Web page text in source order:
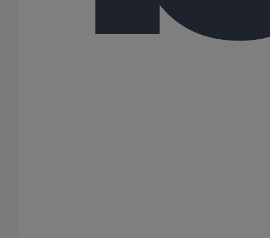
Pied de chute rond coudé - gamme résidentielle - DN100 - 2M000
sur Pied de chute rond coudé - gamme